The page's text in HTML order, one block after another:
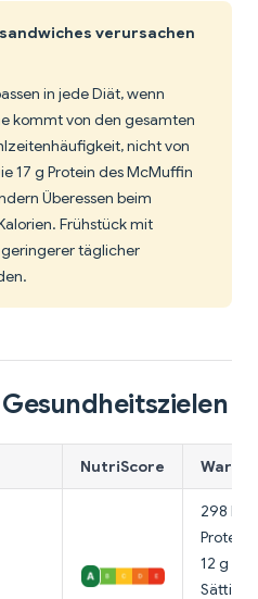
verursachen
in jede Diät, wenn
kommt von den gesamten
nicht von
17 g Protein des McMuffin
Überessen beim
Frühstück mit
täglicher
NutriScore
298
Protein-
12 g